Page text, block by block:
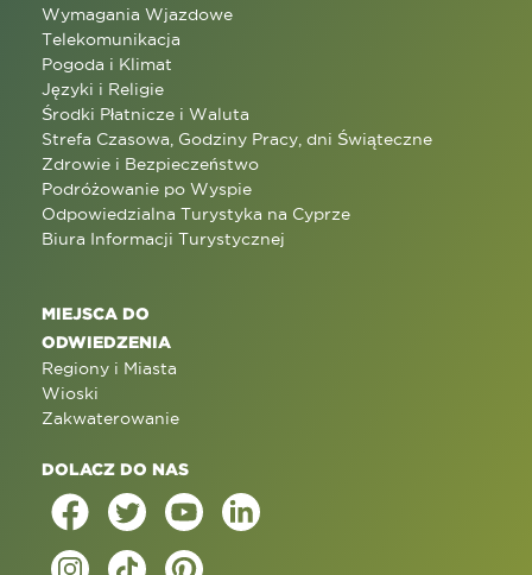
Wymagania Wjazdowe
Telekomunikacja
Pogoda i Klimat
Języki i Religie
Środki Płatnicze i Waluta
Strefa Czasowa, Godziny Pracy, dni Świąteczne
Zdrowie i Bezpieczeństwo
Podróżowanie po Wyspie
Odpowiedzialna Turystyka na Cyprze
Biura Informacji Turystycznej
MIEJSCA DO
ODWIEDZENIA
Regiony i Miasta
Wioski
Zakwaterowanie
DOLACZ DO NAS